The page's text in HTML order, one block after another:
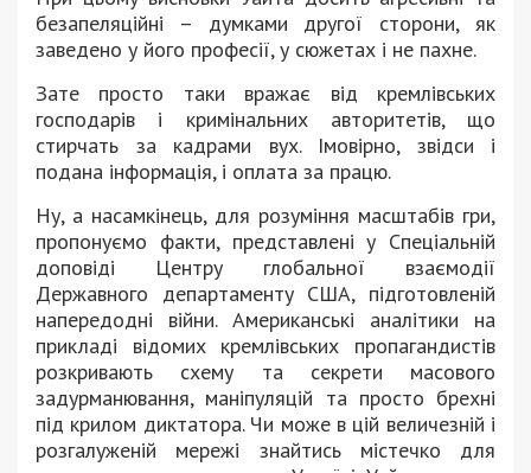
безапеляційні – думками другої сторони, як
заведено у його професії, у сюжетах і не пахне.
Зате просто таки вражає від кремлівських
господарів і кримінальних авторитетів, що
стирчать за кадрами вух. Імовірно, звідси і
подана інформація, і оплата за працю.
Ну, а насамкінець, для розуміння масштабів гри,
пропонуємо факти, представлені у Спеціальній
доповіді Центру глобальної взаємодії
Державного департаменту США, підготовленій
напередодні війни. Американські аналітики на
прикладі відомих кремлівських пропагандистів
розкривають схему та секрети масового
задурманювання, маніпуляцій та просто брехні
під крилом диктатора. Чи може в цій величезній і
розгалуженій мережі знайтись містечко для